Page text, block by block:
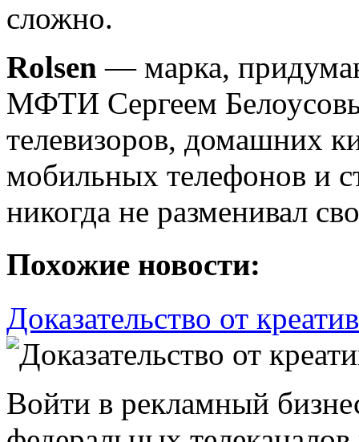
сложно.
Rolsen — марка,
МФТИ Сергеем
телевизоров, домашних
мобильных телефонов и
никогда не разменивал
Похожие новости:
Доказательство от
Войти в рекламный